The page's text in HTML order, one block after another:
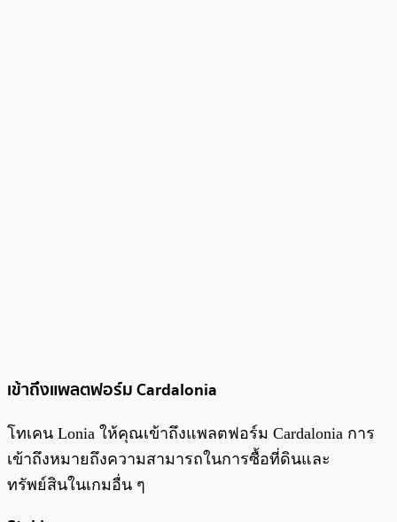
เข้าถึงแพลตฟอร์ม Cardalonia
โทเคน Lonia ให้คุณเข้าถึงแพลตฟอร์ม Cardalonia การ
เข้าถึงหมายถึงความสามารถในการซื้อที่ดินและ
ทรัพย์สินในเกมอื่น ๆ